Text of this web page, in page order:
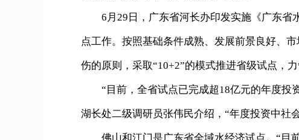
6月29日，广东省河长办印发实施《广东
点工作。按照基础条件成熟、发展前景良好、
伤的原则，采取“10+2”的模式推进省级试点，
“目前，全省试点已完成超18亿元的年度投
湖长处二级调研员张伟民介绍，“年度投资中社